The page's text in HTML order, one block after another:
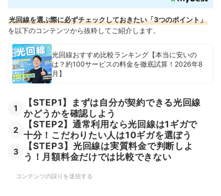
光回線を選ぶ際に必ずチェックしておきたい「3つのポイント」
を以下のコンテンツから抜粋してご紹介します。
光回線おすすめ比較ランキング【本当に安いの
は？約100サービスの料金を徹底試算！2026年8
月】
1
【STEP1】まずは自分が契約できる光回線
かどうかを確認しよう
2
【STEP2】通常利用なら光回線は1ギガで
十分！こだわりたい人は10ギガを選ぼう
3
【STEP3】光回線は実質料金で判断しよ
う！月額料金だけでは比較できない
コンテンツの誤りを送信する